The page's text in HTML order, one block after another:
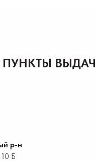
ПУНКТЫ
р-н
Б